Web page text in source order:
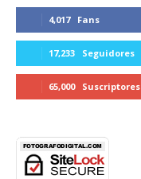
4,017 Fans
17,233 Seguidores
65,000 Suscriptores